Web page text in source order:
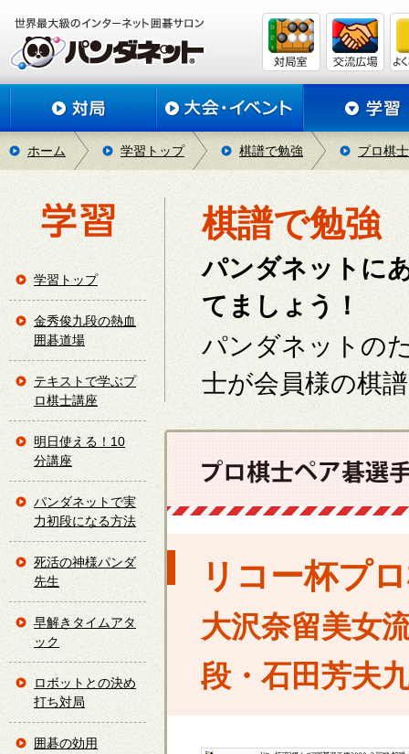
ホーム 学習トップ 棋譜で勉強 プロ棋
棋譜で勉強
パンダネットに
てましょう！
パンダネットの
士が会員様の棋
リコー杯プ
大沢奈留美女
段・石田芳夫
学習トップ
金秀俊九段の熱血
囲碁道場
テキストで学ぶプ
ロ棋士講座
明日使える！10
分講座
パンダネットで実
力初段になる方法
死活の神様パンダ
先生
早解きタイムアタ
ック
ロボットとの決め
打ち対局
囲碁の効用